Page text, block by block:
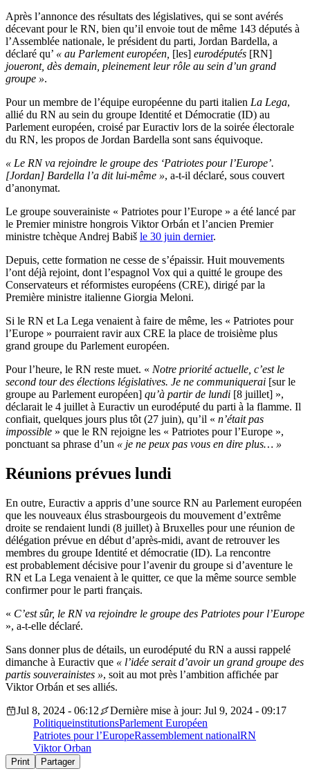
Après l’annonce des résultats des législatives, qui se sont avérés
décevant pour le RN, bien qu’il envoie tout de même 143 députés à
l’Assemblée nationale, le président du parti, Jordan Bardella, a
déclaré qu’ « au Parlement européen, [les] eurodéputés [RN]
joueront, dès demain, pleinement leur rôle au sein d’un grand
groupe ».
Pour un membre de l’équipe européenne du parti italien La Lega,
allié du RN au sein du groupe Identité et Démocratie (ID) au
Parlement européen, croisé par Euractiv lors de la soirée électorale
du RN, les propos de Jordan Bardella sont sans équivoque.
« Le RN va rejoindre le groupe des ‘Patriotes pour l’Europe’.
[Jordan] Bardella l’a dit lui-même », a-t-il déclaré, sous couvert
d’anonymat.
Le groupe souverainiste « Patriotes pour l’Europe » a été lancé par
le Premier ministre hongrois Viktor Orbán et l’ancien Premier
ministre tchèque Andrej Babiš le 30 juin dernier.
Depuis, cette formation ne cesse de s’épaissir. Huit mouvements
l’ont déjà rejoint, dont l’espagnol Vox qui a quitté le groupe des
Conservateurs et réformistes européens (CRE), dirigé par la
Première ministre italienne Giorgia Meloni.
Si le RN et La Lega venaient à faire de même, les « Patriotes pour
l’Europe » pourraient ravir aux CRE la place de troisième plus
grand groupe du Parlement européen.
Pour l’heure, le RN reste muet. « Notre priorité actuelle, c’est le
second tour des élections législatives. Je ne communiquerai [sur le
groupe au Parlement européen] qu’à partir de lundi [8 juillet] »,
déclarait le 4 juillet à Euractiv un eurodéputé du parti à la flamme. Il
confiait, quelques jours plus tôt (27 juin), qu’il « n’était pas
impossible » que le RN rejoigne les « Patriotes pour l’Europe »,
ponctuant sa phrase d’un « je ne peux pas vous en dire plus… »
Réunions prévues lundi
En outre, Euractiv a appris d’une source RN au Parlement européen
que les nouveaux élus strasbourgeois du mouvement d’extrême
droite se rendaient lundi (8 juillet) à Bruxelles pour une réunion de
délégation prévue en début d’après-midi, avant de retrouver les
membres du groupe Identité et démocratie (ID). La rencontre
est probablement décisive pour l’avenir du groupe si d’aventure le
RN et La Lega venaient à le quitter, ce que la même source semble
confirmer pour le parti français.
« C’est sûr, le RN va rejoindre le groupe des Patriotes pour l’Europe
», a-t-elle déclaré.
Sans donner plus de détails, un eurodéputé du RN a aussi rappelé
dimanche à Euractiv que « l’idée serait d’avoir un grand groupe des
partis souverainistes », soit au mot près l’ambition affichée par
Viktor Orbán et ses alliés.
Jul 8, 2024 - 06:12
Dernière mise à jour: Jul 9, 2024 - 09:17
PolitiqueinstitutionsParlement Européen
Patriotes pour l’EuropeRassemblement nationalRN
Viktor Orban
Print Partager